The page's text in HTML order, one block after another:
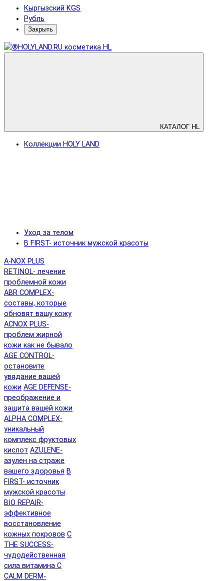
Кыргызский KGS
Рубль
Закрыть
КАТАЛОГ HL
Коллекции HOLY LAND
Уход за телом
B FIRST- источник мужской красоты
A-NOX PLUS
RETINOL- лечение
проблемной кожи
ABR COMPLEX-
составы, которые
обновят вашу кожу
ACNOX PLUS-
проблем жирной
кожи как не бывало
AGE CONTROL-
остановите
увядание вашей
кожи AGE DEFENSE-
преображение и
защита вашей кожи
ALPHA COMPLEX-
уникальный
комплекс фруктовых
кислот AZULENE-
азулен на страже
вашего здоровья B
FIRST- источник
мужской красоты
BIO REPAIR-
эффективное
восстановление
кожных покровов C
THE SUCCESS-
чудодейственная
сила витамина C
CALM DERM-